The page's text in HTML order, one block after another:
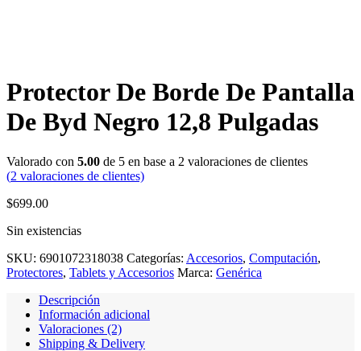
Protector De Borde De Pantalla
De Byd Negro 12,8 Pulgadas
Valorado con 5.00 de 5 en base a 2 valoraciones de clientes
(2 valoraciones de clientes)
$699.00
Sin existencias
SKU: 6901072318038 Categorías: Accesorios, Computación,
Protectores, Tablets y Accesorios Marca: Genérica
Descripción
Información adicional
Valoraciones (2)
Shipping & Delivery